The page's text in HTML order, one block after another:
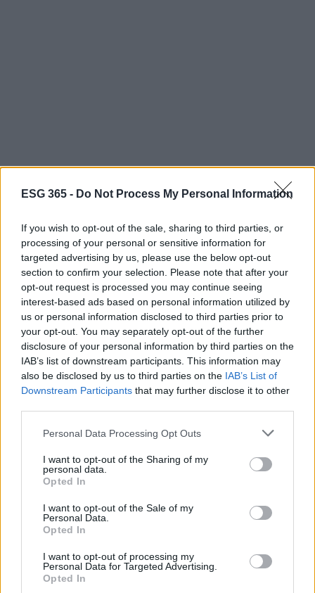
ESG 365 - Do Not Process My Personal Information
If you wish to opt-out of the sale, sharing to third parties, or
processing of your personal or sensitive information for
targeted advertising by us, please use the below opt-out
section to confirm your selection. Please note that after your
opt-out request is processed you may continue seeing
interest-based ads based on personal information utilized by
us or personal information disclosed to third parties prior to
your opt-out. You may separately opt-out of the further
disclosure of your personal information by third parties on the
IAB’s list of downstream participants. This information may
also be disclosed by us to third parties on the IAB’s List of
Downstream Participants that may further disclose it to other
Please note that this website/app uses one or more Google
not limited to your visit or usage behaviour. You may click to
grant or deny consent to Google and its third-party tags to
use your data for below specified purposes in below Google
consent section.
Personal Data Processing Opt Outs
I want to opt-out of the Sharing of my
personal data.
Opted In
I want to opt-out of the Sale of my
Personal Data.
Opted In
I want to opt-out of processing my
Personal Data for Targeted Advertising.
Opted In
AUTORE
AiAdhubMedia